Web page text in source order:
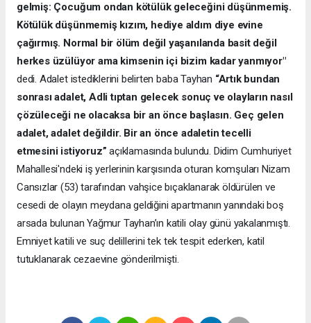
gelmiş: Çocuğum ondan kötülük geleceğini düşünmemiş.
Kötülük düşünmemiş kızım, hediye aldım diye evine
çağırmış. Normal bir ölüm değil yaşanılanda basit değil
herkes üzülüyor ama kimsenin içi bizim kadar yanmıyor"
dedi. Adalet istediklerini belirten baba Tayhan “Artık bundan
sonrası adalet, Adli tıptan gelecek sonuç ve olayların nasıl
çözüleceği ne olacaksa bir an önce başlasın. Geç gelen
adalet, adalet değildir. Bir an önce adaletin tecelli
etmesini istiyoruz” açıklamasında bulundu. Didim Cumhuriyet
Mahallesi'ndeki iş yerlerinin karşısında oturan komşuları Nizam
Cansızlar (53) tarafından vahşice bıçaklanarak öldürülen ve
cesedi de olayın meydana geldiğini apartmanın yanındaki boş
arsada bulunan Yağmur Tayhan’ın katili olay günü yakalanmıştı.
Emniyet katili ve suç delillerini tek tek tespit ederken, katil
tutuklanarak cezaevine gönderilmişti.